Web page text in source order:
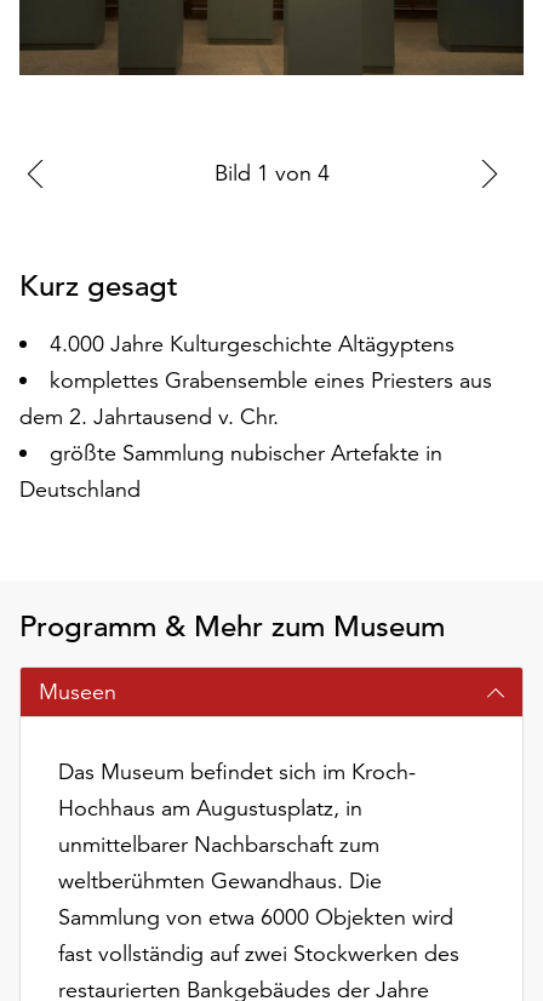
„Alle
akzeptieren“,
Cookies
zu
können
Ihr
Einverständnis
jederzeit
ändern
und
widerrufen.
Dafür
steht
der
Seite
die
Schaltfläche
„Cookie-
Verfügung.
Funktionale
Cookies
werden
auch
ohne
Bild 1 von 4
Kurz gesagt
4.000 Jahre Kulturgeschichte Altägyptens
komplettes Grabensemble eines Priesters aus
dem 2. Jahrtausend v. Chr.
größte Sammlung nubischer Artefakte in
Deutschland
Programm & Mehr zum Museum
Museen
Das Museum befindet sich im Kroch-
Hochhaus am Augustusplatz, in
unmittelbarer Nachbarschaft zum
weltberühmten Gewandhaus. Die
Sammlung von etwa 6000 Objekten wird
fast vollständig auf zwei Stockwerken des
restaurierten Bankgebäudes der Jahre